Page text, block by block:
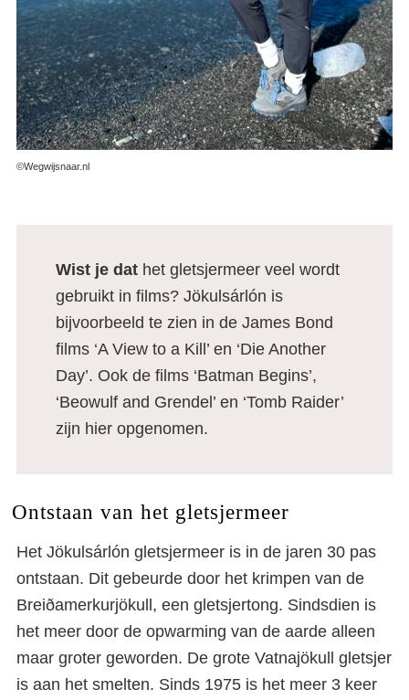
©Wegwijsnaar.nl
Wist je dathet gletsjermeer veel wordt
gebruikt in films? Jökulsárlón is
bijvoorbeeld te zien in de James Bond
films ‘A View to a Kill’ en ‘Die Another
Day’. Ook de films ‘Batman Begins’,
‘Beowulf and Grendel’ en ‘Tomb Raider’
zijn hier opgenomen.
Ontstaan van het gletsjermeer
Het Jökulsárlón gletsjermeer is in de jaren 30 pas
ontstaan. Dit gebeurde door het krimpen van de
Breiðamerkurjökull, een gletsjertong. Sindsdien is
het meer door de opwarming van de aarde alleen
maar groter geworden. De grote Vatnajökull gletsjer
is aan het smelten. Sinds 1975 is het meer 3 keer